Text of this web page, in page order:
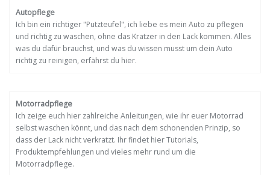
Autopflege
Ich bin ein richtiger "Putzteufel", ich liebe es mein Auto zu pflegen
und richtig zu waschen, ohne das Kratzer in den Lack kommen. Alles
was du dafür brauchst, und was du wissen musst um dein Auto
richtig zu reinigen, erfährst du hier.
Motorradpflege
Ich zeige euch hier zahlreiche Anleitungen, wie ihr euer Motorrad
selbst waschen könnt, und das nach dem schonenden Prinzip, so
dass der Lack nicht verkratzt. Ihr findet hier Tutorials,
Produktempfehlungen und vieles mehr rund um die
Motorradpflege.